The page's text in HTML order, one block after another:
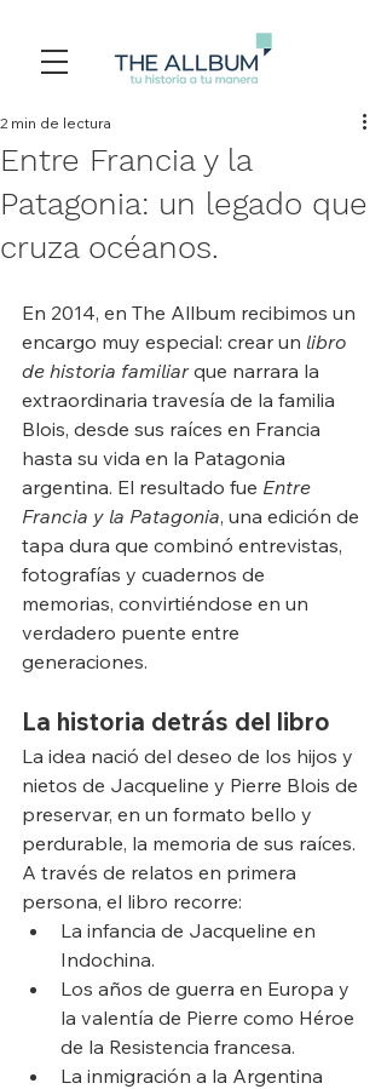
Entre Francia y la
Patagonia: un legado que
cruza océanos.
2 min de lectura
En 2014, en The Allbum recibimos un
encargo muy especial: crear un libro
de historia familiar que narrara la
extraordinaria travesía de la familia
Blois, desde sus raíces en Francia
hasta su vida en la Patagonia
argentina. El resultado fue Entre
Francia y la Patagonia, una edición de
tapa dura que combinó entrevistas,
fotografías y cuadernos de
memorias, convirtiéndose en un
verdadero puente entre
generaciones.
La historia detrás del libro
La idea nació del deseo de los hijos y
nietos de Jacqueline y Pierre Blois de
preservar, en un formato bello y
perdurable, la memoria de sus raíces.
A través de relatos en primera
persona, el libro recorre:
La infancia de Jacqueline en
Indochina.
Los años de guerra en Europa y
la valentía de Pierre como Héroe
de la Resistencia francesa.
La inmigración a la Argentina